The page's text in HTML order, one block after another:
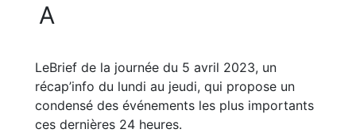
A
LeBrief de la journée du 5 avril 2023, un
récap’info du lundi au jeudi, qui propose un
condensé des événements les plus importants
ces dernières 24 heures.